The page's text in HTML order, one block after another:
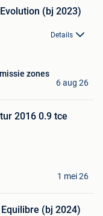
(bj 2023)
Details
zones
6 aug 26
2016 0.9 tce
1 mei 26
(bj 2024)